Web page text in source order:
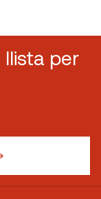
llista per